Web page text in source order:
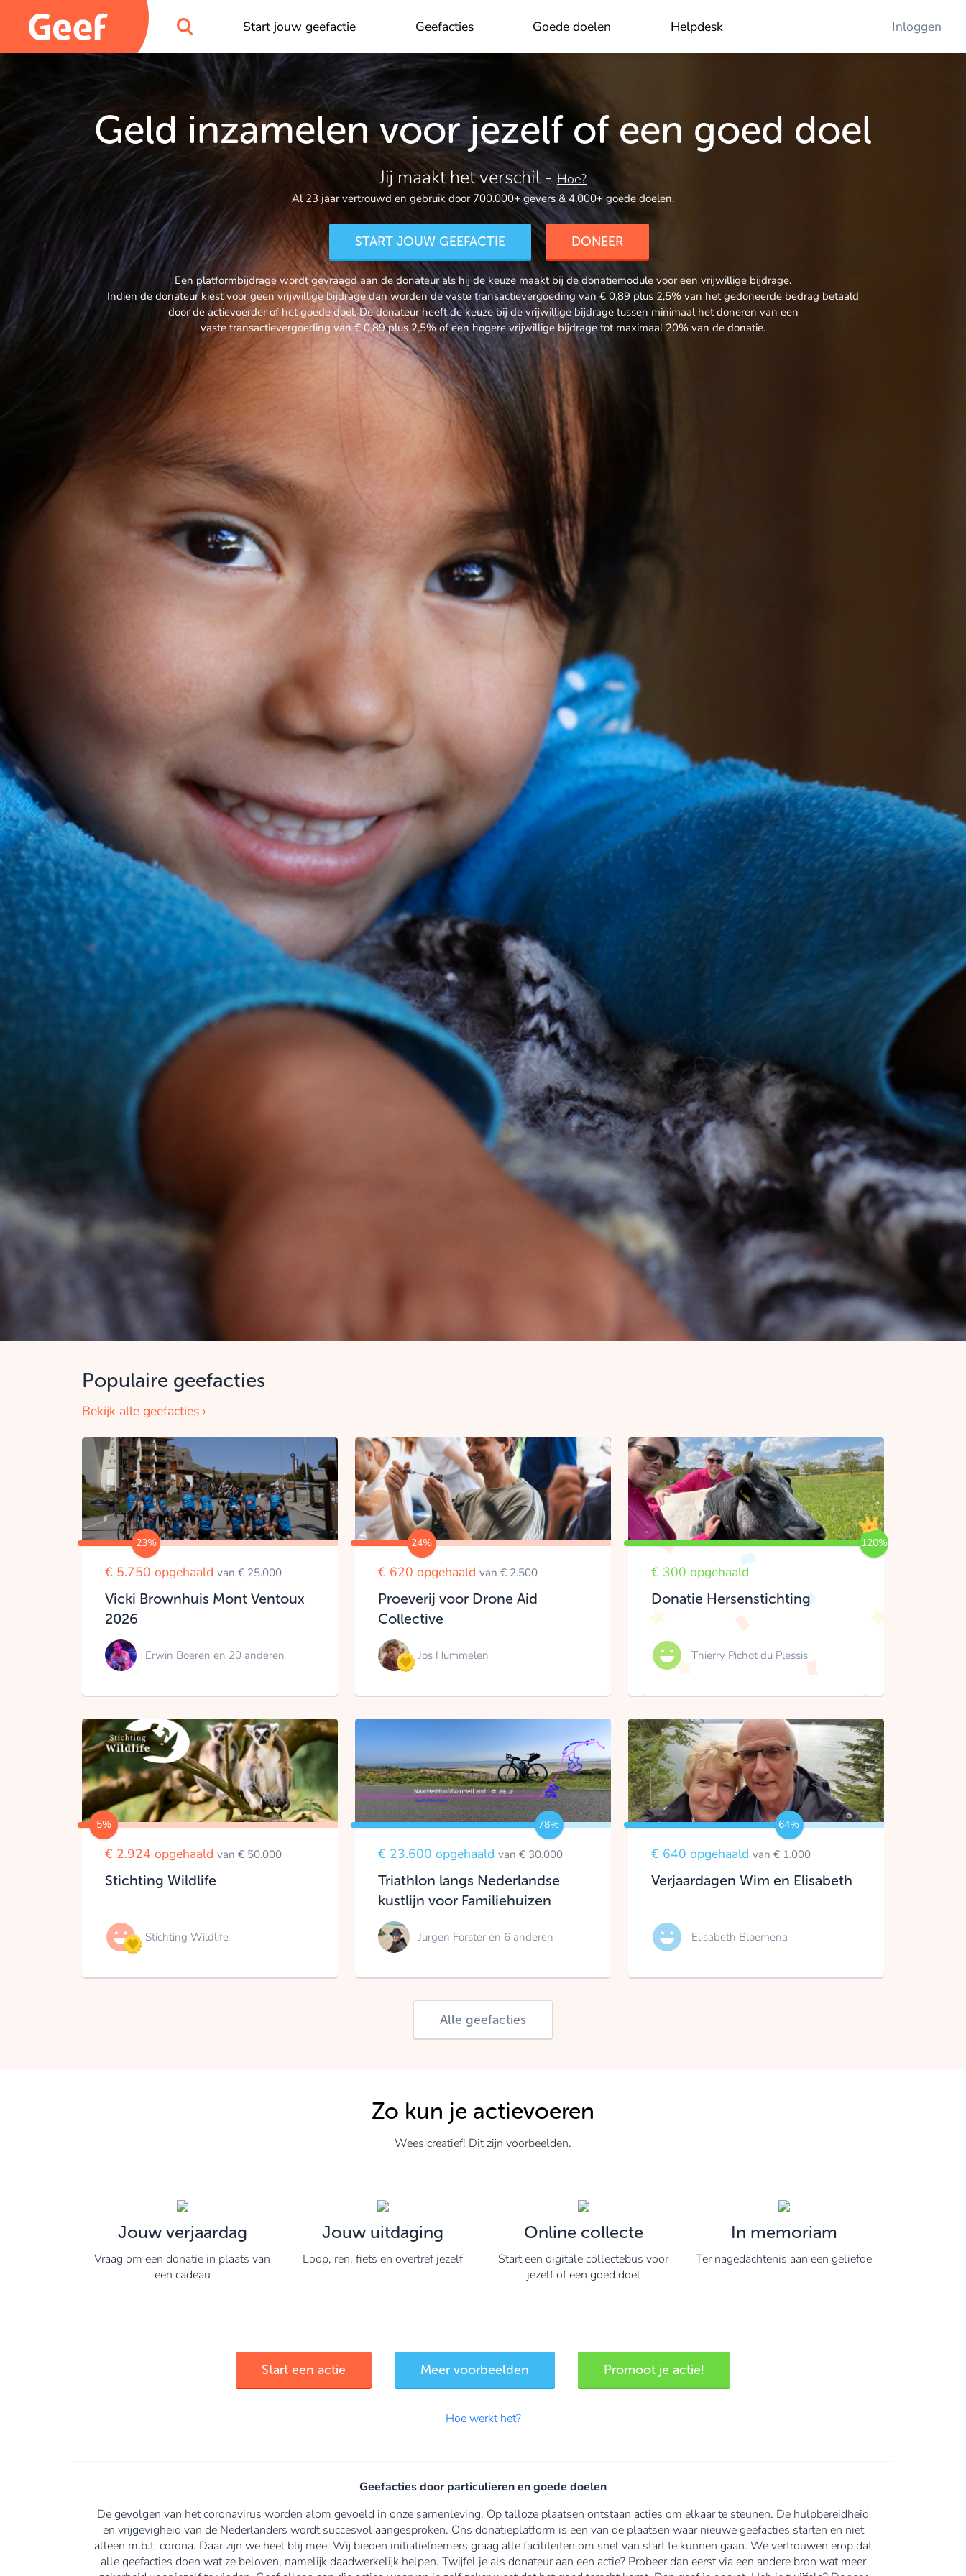
Start jouw geefactie Geefacties Goede doelen Helpdesk Inloggen
Geld inzamelen voor jezelf of een goed doel
Jij maakt het verschil - Hoe?
Al 23 jaarvertrouwd en gebruik door 700.000+ gevers & 4.000+ goede doelen.
START JOUW GEEFACTIE DONEER
Een platformbijdrage wordt gevraagd aan de donateur als hij de keuze maakt bij de donatiemodule voor een vrijwillige bijdrage.
Indien de donateur kiest voor geen vrijwillige bijdrage dan worden de vaste transactievergoeding van € 0,89 plus 2,5% van het gedoneerde bedrag betaald
door de actievoerder of het goede doel. De donateur heeft de keuze bij de vrijwillige bijdrage tussen minimaal het doneren van een
vaste transactievergoeding van € 0,89 plus 2,5% of een hogere vrijwillige bijdrage tot maximaal 20% van de donatie.
Populaire geefacties
Bekijk alle geefacties ›
23%
€ 5.750 opgehaald van € 25.000
Vicki Brownhuis Mont Ventoux
2026
Erwin Boeren en 20 anderen
24%
€ 620 opgehaald van € 2.500
Proeverij voor Drone Aid
Collective
Jos Hummelen
120%
€ 300 opgehaald
Donatie Hersenstichting
Thierry Pichot du Plessis
5%
€ 2.924 opgehaald van € 50.000
Stichting Wildlife
Stichting Wildlife
78%
€ 23.600 opgehaald van € 30.000
Triathlon langs Nederlandse
kustlijn voor Familiehuizen
UMCG
Jurgen Forster en 6 anderen
64%
€ 640 opgehaald van € 1.000
Verjaardagen Wim en Elisabeth
Elisabeth Bloemena
Alle geefacties
Zo kun je actievoeren
Wees creatief! Dit zijn voorbeelden.
Jouw verjaardag
Vraag om een donatie in plaats van
een cadeau
Jouw uitdaging
Loop, ren, fiets en overtref jezelf
Online collecte
Start een digitale collectebus voor
jezelf of een goed doel
In memoriam
Ter nagedachtenis aan een geliefde
Start een actie Meer voorbeelden Promoot je actie!
Hoe werkt het?
Geefacties door particulieren en goede doelen
De gevolgen van het coronavirus worden alom gevoeld in onze samenleving. Op talloze plaatsen ontstaan acties om elkaar te steunen. De hulpbereidheid
en vrijgevigheid van de Nederlanders wordt succesvol aangesproken. Ons donatieplatform is een van de plaatsen waar nieuwe geefacties starten en niet
alleen m.b.t. corona. Daar zijn we heel blij mee. Wij bieden initiatiefnemers graag alle faciliteiten om snel van start te kunnen gaan. We vertrouwen erop dat
alle geefacties doen wat ze beloven, namelijk daadwerkelijk helpen. Twijfel je als donateur aan een actie? Probeer dan eerst via een andere bron wat meer